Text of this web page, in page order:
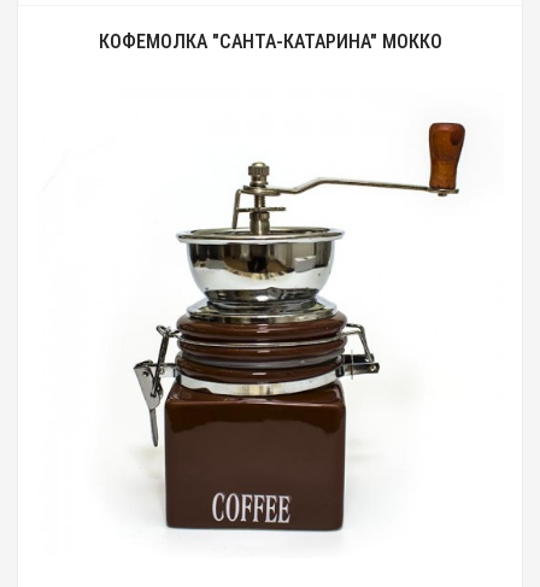
КОФЕМОЛКА "САНТА-КАТАРИНА" МОККО